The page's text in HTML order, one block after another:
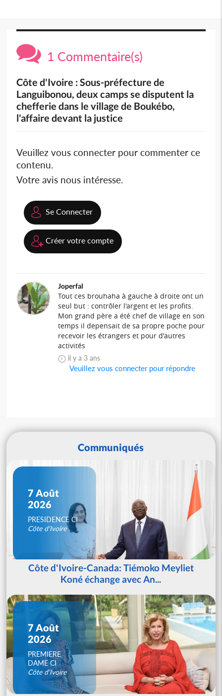
1 Commentaire(s)
Côte d'Ivoire : Sous-préfecture de
Languibonou, deux camps se disputent la
chefferie dans le village de Boukébo,
l'affaire devant la justice
Veuillez vous connecter pour commenter ce
contenu.
Votre avis nous intéresse.
Se Connecter
Créer votre compte
Joperfal
Tout ces brouhaha à gauche à droite ont un
seul but : contrôler l'argent et les profits.
Mon grand père a été chef de village en son
temps il depensait de sa propre poche pour
recevoir les étrangers et pour d'autres
activités
il y a 3 ans
Veuillez vous connecter pour répondre
Communiqués
7 Août
2026
PRESIDENCE CI
Côte d'Ivoire
Côte d'Ivoire-Canada: Tiémoko Meyliet
Koné échange avec An...
7 Août
2026
PREMIERE
DAME CI
Côte d'Ivoire